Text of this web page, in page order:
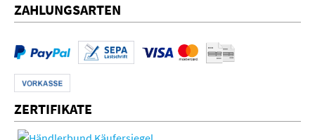
ZAHLUNGSARTEN
ZERTIFIKATE